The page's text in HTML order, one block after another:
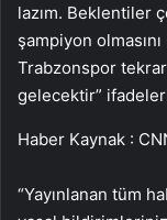
lazım. Beklentiler
şampiyon
Trabzonspor
gelecektir”
Haber Kaynak :
“Yayınlanan tüm